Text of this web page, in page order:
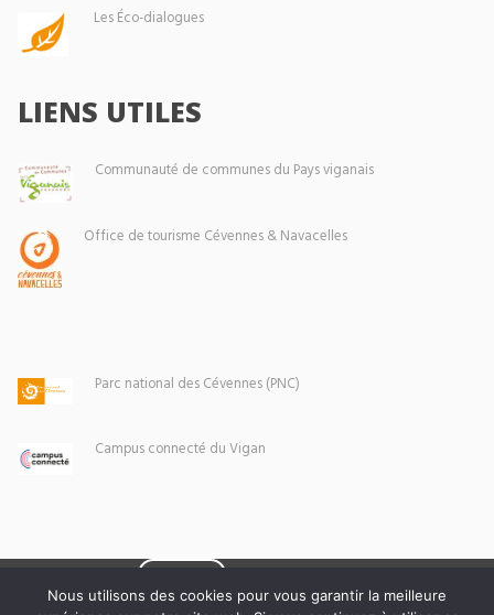
Les Éco-dialogues
LIENS UTILES
Communauté de communes du Pays viganais
Office de tourisme Cévennes & Navacelles
Parc national des Cévennes (PNC)
Campus connecté du Vigan
Nous utilisons des cookies pour vous garantir la meilleure